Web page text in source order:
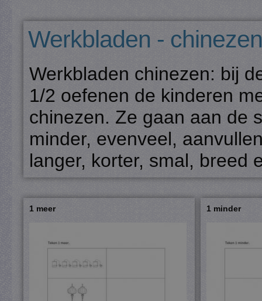
Werkbladen -
Werkbladen chinezen: bij
1/2 oefenen de kinderen
chinezen. Ze gaan aan de
minder, evenveel,
langer, korter, smal, breed
1 meer 1 minder